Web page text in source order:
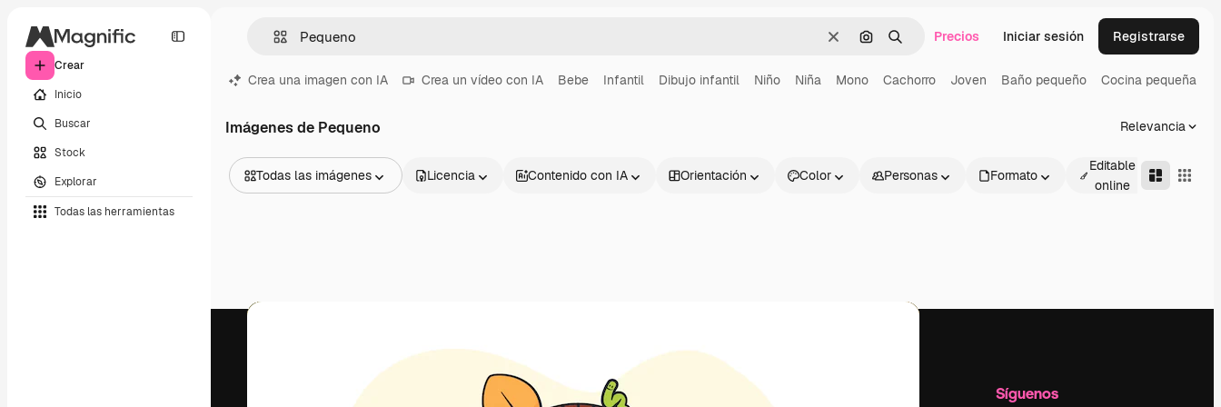
Crear
Inicio
Buscar
Stock
Explorar
Todas las herramientas
BorrarBuscar por imagen
BuscarPrecios Iniciar sesión Registrarse
Crea una imagen con IA Crea un vídeo con IA Bebe Infantil Dibujo infantil Niño Niña Mono Cachorro Joven Baño pequeño Cocina pequeña
Imágenes de Pequeno Relevancia
Todas las imágenes
Vídeos
Licencia Contenido con IA Orientación Color Personas Formato
Editable
online
Productos Información útil Síguenos